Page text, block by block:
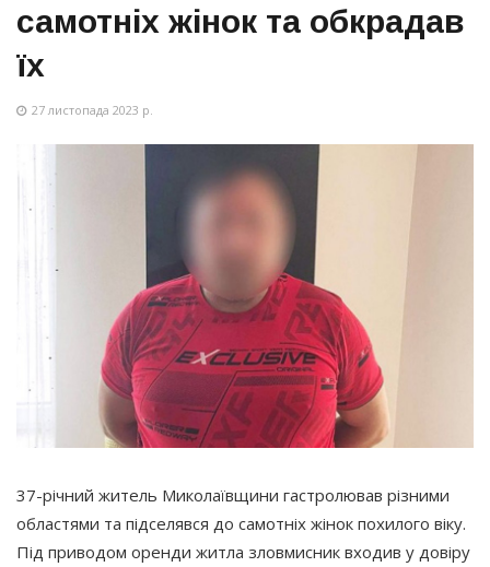
самотніх жінок та обкрадав
їх
27 листопада 2023 р.
37-річний житель Миколаївщини гастролював різними
областями та підселявся до самотніх жінок похилого віку.
Під приводом оренди житла зловмисник входив у довіру